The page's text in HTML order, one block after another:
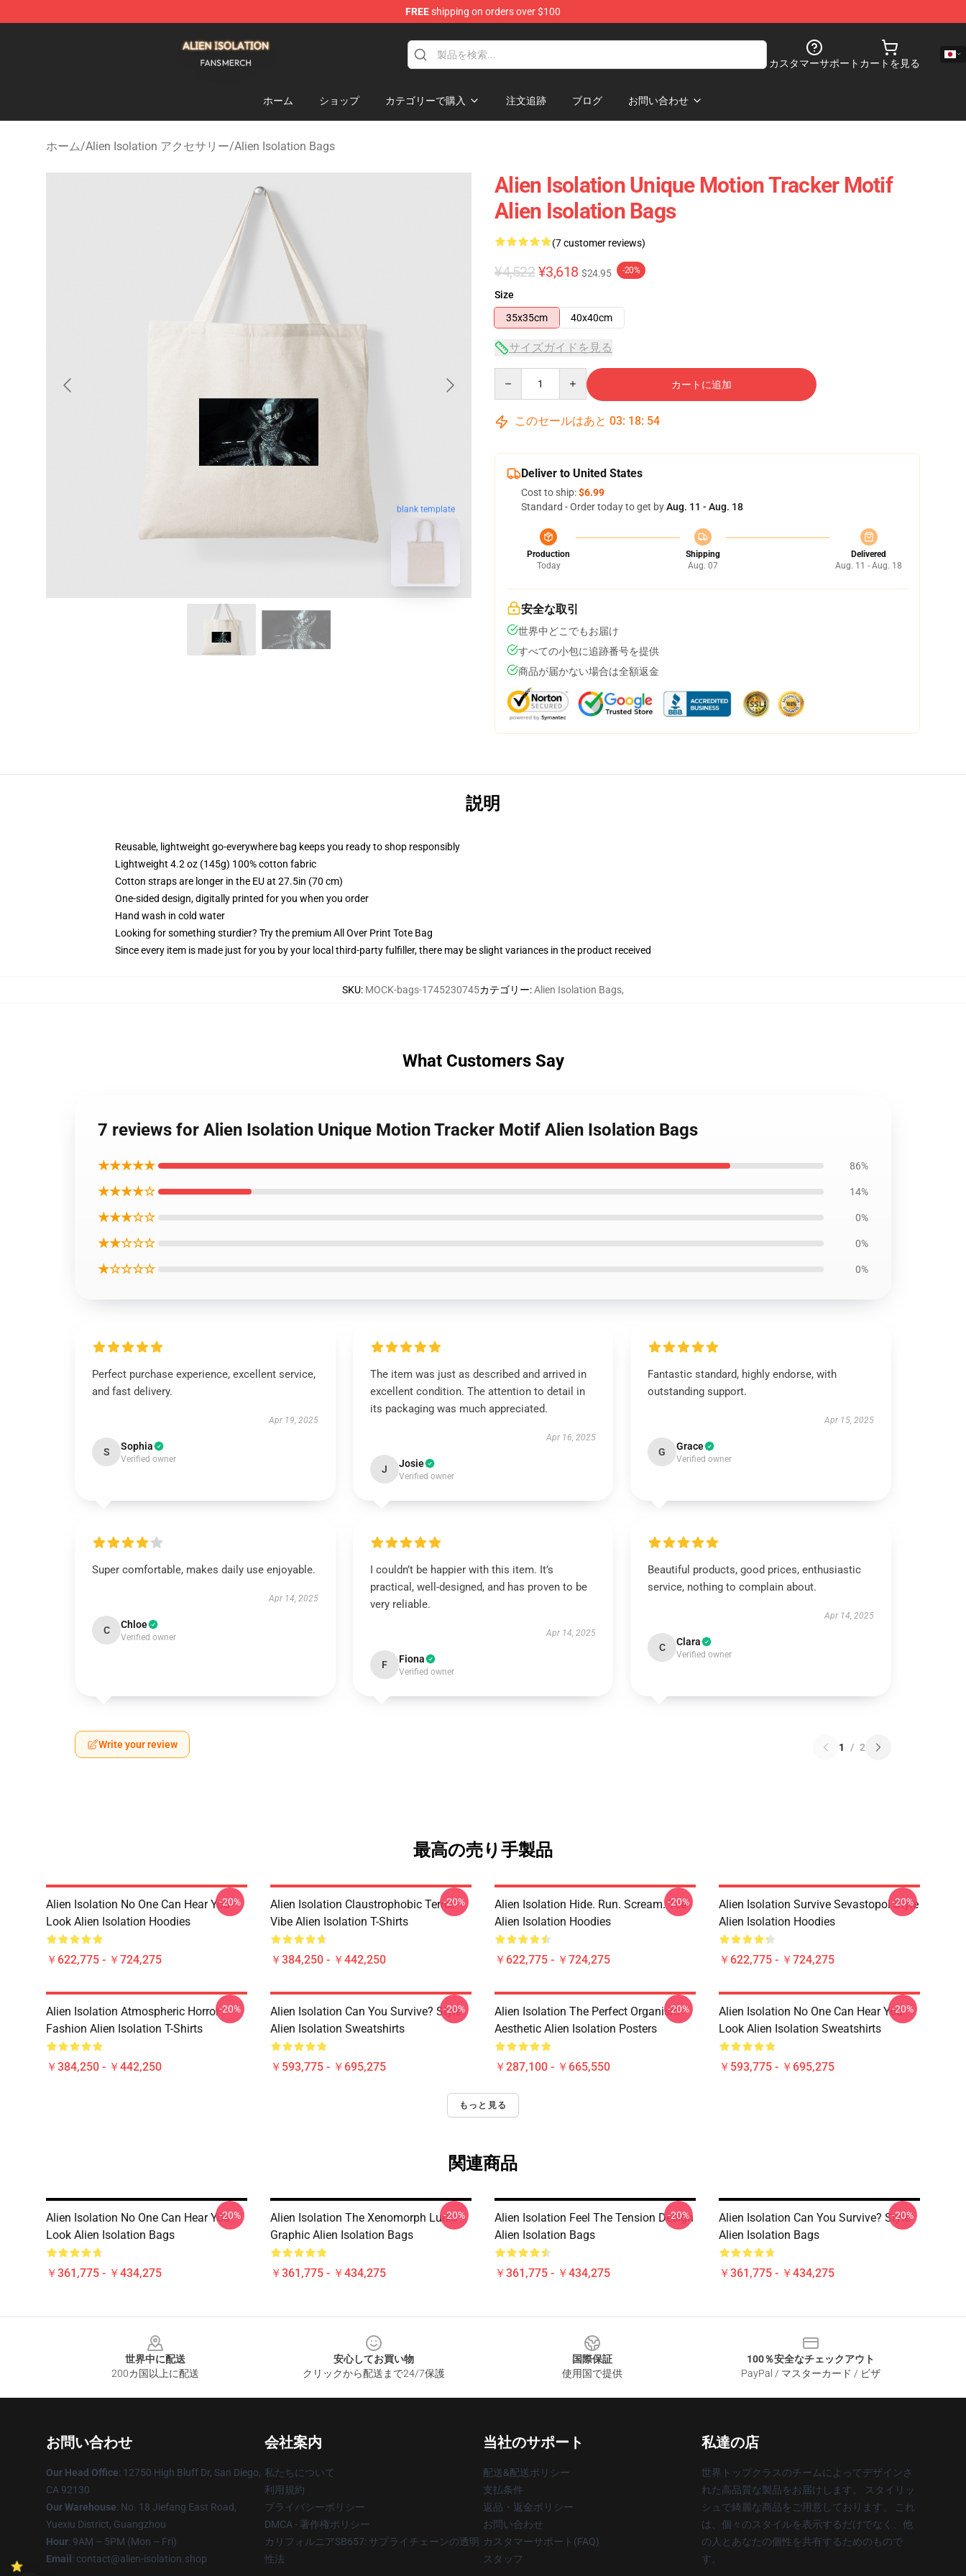
FREEshipping on orders over $100
カスタマーサポート カートを見る
ホーム ショップ カテゴリーで購入 注文追跡 ブログ お問い合わせ
ホーム/Alien Isolation アクセサリー/Alien Isolation Bags
blank template
Alien Isolation Unique Motion Tracker Motif
Alien Isolation Bags
(7 customer reviews)
¥4,522 ¥3,618 $24.95 -20%
Size
35x35cm
40x40cm
サイズガイドを見る
カートに追加
このセールはあと 03: 18: 53
Deliver to United States
Cost to ship:$6.99
Standard - Order today to get byAug. 11 - Aug. 18
Production
Today
Shipping
Aug. 07
Delivered
Aug. 11 - Aug. 18
安全な取引
世界中どこでもお届け
すべての小包に追跡番号を提供
商品が届かない場合は全額返金
説明
Reusable, lightweight go-everywhere bag keeps you ready to shop responsibly
Lightweight 4.2 oz (145g) 100% cotton fabric
Cotton straps are longer in the EU at 27.5in (70 cm)
One-sided design, digitally printed for you when you order
Hand wash in cold water
Looking for something sturdier? Try the premium All Over Print Tote Bag
Since every item is made just for you by your local third-party fulfiller, there may be slight variances in the product received
SKU: MOCK-bags-1745230745カテゴリー:Alien Isolation Bags,
What Customers Say
7 reviews for Alien Isolation Unique Motion Tracker Motif Alien Isolation Bags
★★★★★ 86%
★★★★☆ 14%
★★★☆☆ 0%
★★☆☆☆ 0%
★☆☆☆☆ 0%
Perfect purchase experience, excellent service,
and fast delivery.
Apr 19, 2025
S Sophia
Verified owner
The item was just as described and arrived in
excellent condition. The attention to detail in
its packaging was much appreciated.
Apr 16, 2025
J Josie
Verified owner
Fantastic standard, highly endorse, with
outstanding support.
Apr 15, 2025
G Grace
Verified owner
Super comfortable, makes daily use enjoyable.
Apr 14, 2025
C Chloe
Verified owner
I couldn’t be happier with this item. It’s
practical, well-designed, and has proven to be
very reliable.
Apr 14, 2025
F Fiona
Verified owner
Beautiful products, good prices, enthusiastic
service, nothing to complain about.
Apr 14, 2025
C Clara
Verified owner
Write your review 1 / 2
最高の売り手製品
Alien Isolation No One Can Hear You
Look Alien Isolation Hoodies
￥622,775 - ￥724,275
-20%
Alien Isolation Claustrophobic Terror
Vibe Alien Isolation T-Shirts
￥384,250 - ￥442,250
-20%
Alien Isolation Hide. Run. Scream. Tee
Alien Isolation Hoodies
￥622,775 - ￥724,275
-20%
Alien Isolation Survive Sevastopol Style
Alien Isolation Hoodies
￥622,775 - ￥724,275
-20%
Alien Isolation Atmospheric Horror
Fashion Alien Isolation T-Shirts
￥384,250 - ￥442,250
-20%
Alien Isolation Can You Survive? Style
Alien Isolation Sweatshirts
￥593,775 - ￥695,275
-20%
Alien Isolation The Perfect Organism
Aesthetic Alien Isolation Posters
￥287,100 - ￥665,550
-20%
Alien Isolation No One Can Hear You
Look Alien Isolation Sweatshirts
￥593,775 - ￥695,275
-20%
もっと見る
関連商品
Alien Isolation No One Can Hear You
Look Alien Isolation Bags
￥361,775 - ￥434,275
-20%
Alien Isolation The Xenomorph Lurks
Graphic Alien Isolation Bags
￥361,775 - ￥434,275
-20%
Alien Isolation Feel The Tension Design
Alien Isolation Bags
￥361,775 - ￥434,275
-20%
Alien Isolation Can You Survive? Style
Alien Isolation Bags
￥361,775 - ￥434,275
-20%
世界中に配送
200カ国以上に配送
安心してお買い物
クリックから配送まで24/7保護
国際保証
使用国で提供
100％安全なチェックアウト
PayPal / マスターカード / ビザ
お問い合わせ
Our Head Office: 12750 High Bluff Dr, San Diego,
CA 92130
Our Warehouse: No. 18 Jiefang East Road,
Yuexiu District, Guangzhou
Hour: 9AM – 5PM (Mon – Fri)
Email : contact@alien-isolation.shop
会社案内
私たちについて
利用規約
プライバシーポリシー
DMCA - 著作権ポリシー
カリフォルニアSB657: サプライチェーンの透明
性法
当社のサポート
配送&配送ポリシー
支払条件
返品・返金ポリシー
お問い合わせ
カスタマーサポート(FAQ)
スタッフ
私達の店
世界トップクラスのチームによってデザインさ
れた高品質な製品をお届けします。 スタイリッ
シュで綺麗な商品をご用意しております。 これ
は、個々のスタイルを表示するだけでなく、他
の人とあなたの個性を共有するためのもので
す。